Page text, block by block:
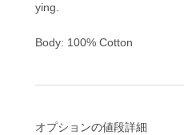
ying.
Body: 100% Cotton
オプションの値段詳細